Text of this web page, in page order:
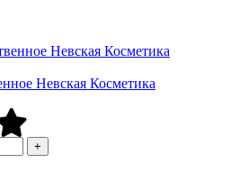
Невская Косметика
+